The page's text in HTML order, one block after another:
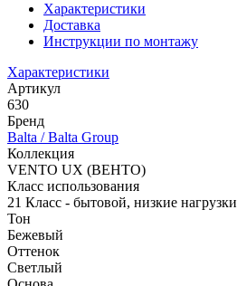
Характеристики
Доставка
Инструкции по монтажу
Характеристики
Артикул
630
Бренд
Balta / Balta Group
Коллекция
VENTO UX (ВЕНТО)
Класс использования
21 Класс - бытовой, низкие нагрузки
Тон
Бежевый
Оттенок
Светлый